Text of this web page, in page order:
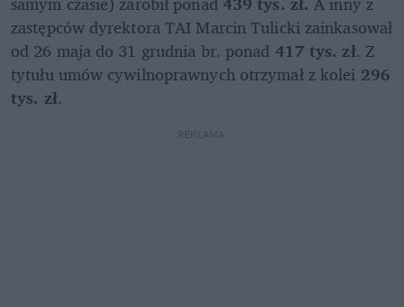
zastępców dyrektora TAI Marcin Tulicki zainkasował
od 26 maja do 31 grudnia br. ponad 417 tys. zł. Z
tytułu umów cywilnoprawnych otrzymał z kolei 296
tys. zł.
REKLAMA